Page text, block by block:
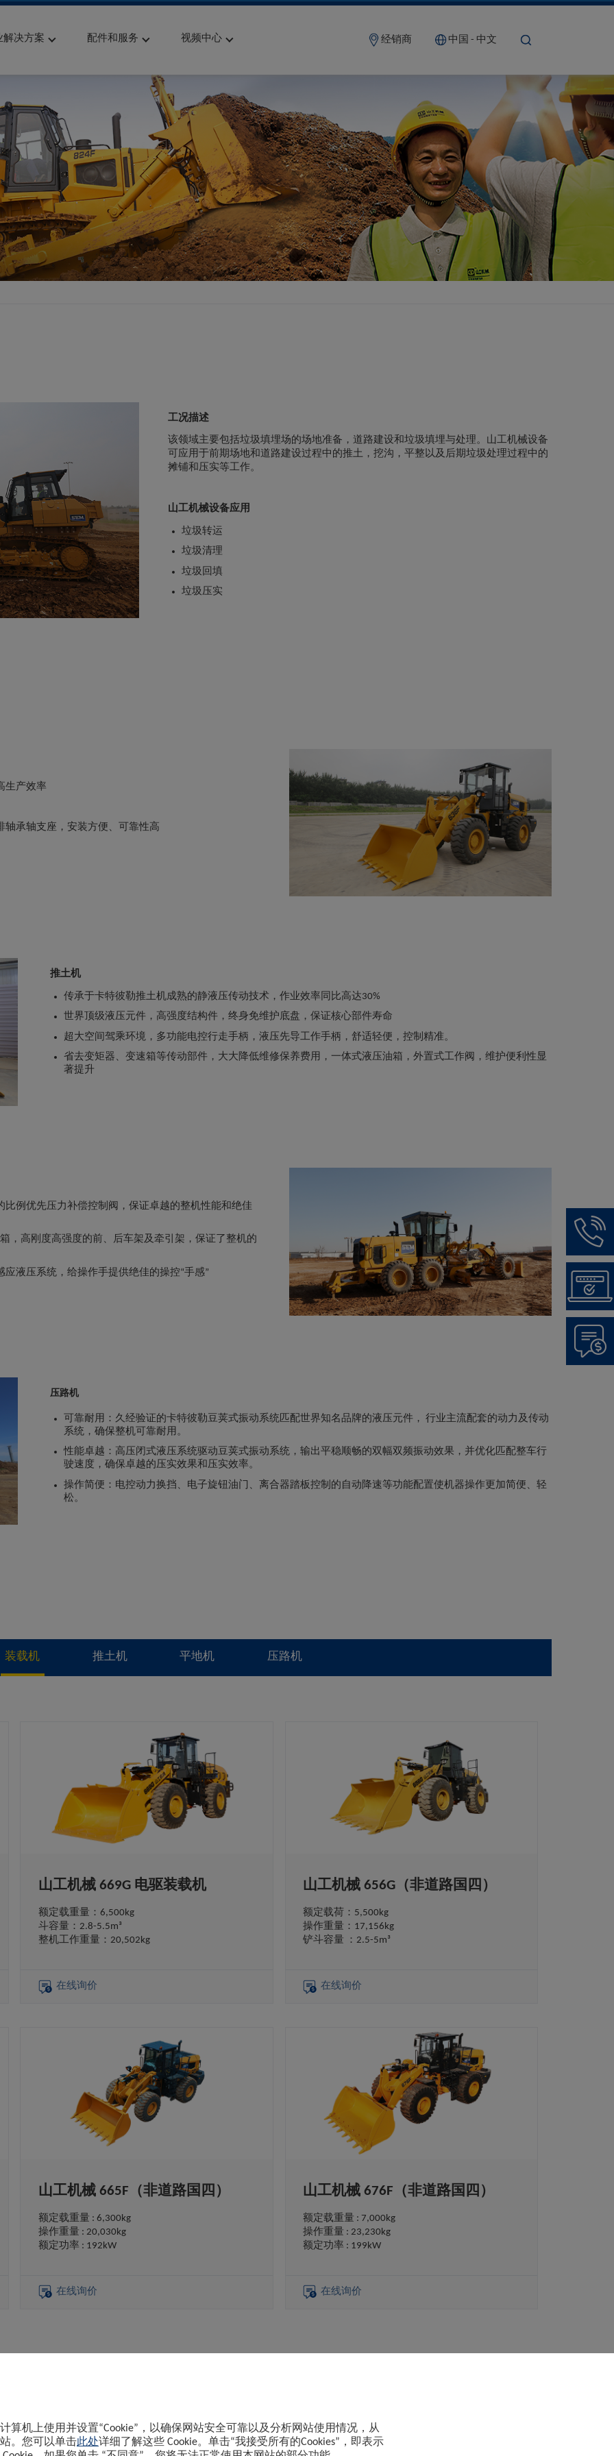
解决方案 配件和服务 视频中心 经销商 中国 - 中文
工况描述
该领域主要包括垃圾填埋场的场地准备，道路建设和垃圾填埋与处理。山工机械设备
可应用于前期场地和道路建设过程中的推土，挖沟，平整以及后期垃圾处理过程中的
摊铺和压实等工作。
山工机械设备应用
垃圾转运
垃圾清理
垃圾回填
垃圾压实
生产效率
承轴支座，安装方便、可靠性高
推土机
传承于卡特彼勒推土机成熟的静液压传动技术，作业效率同比高达30%
世界顶级液压元件，高强度结构件，终身免维护底盘，保证核心部件寿命
超大空间驾乘环境，多功能电控行走手柄，液压先导工作手柄，舒适轻便，控制精准。
省去变矩器、变速箱等传动部件，大大降低维修保养费用，一体式液压油箱，外置式工作阀，维护便利性显
著提升
例优先压力补偿控制阀，保证卓越的整机性能和绝佳
，高刚度高强度的前、后车架及牵引架，保证了整机的
液压系统，给操作手提供绝佳的操控“手感”
压路机
可靠耐用：久经验证的卡特彼勒豆荚式振动系统匹配世界知名品牌的液压元件， 行业主流配套的动力及传动
系统，确保整机可靠耐用。
性能卓越：高压闭式液压系统驱动豆荚式振动系统，输出平稳顺畅的双幅双频振动效果，并优化匹配整车行
驶速度，确保卓越的压实效果和压实效率。
操作简便：电控动力换挡、电子旋钮油门、离合器踏板控制的自动降速等功能配置使机器操作更加简便、轻
松。
装载机 推土机 平地机 压路机
山工机械 669G 电驱装载机
额定载重量：6,500kg
斗容量：2.8-5.5m³
整机工作重量：20,502kg
在线询价
山工机械 656G（非道路国四）
额定载荷：5,500kg
操作重量：17,156kg
铲斗容量 ：2.5-5m³
在线询价
山工机械 665F（非道路国四）
额定载重量 : 6,300kg
操作重量 : 20,030kg
额定功率 : 192kW
在线询价
山工机械 676F（非道路国四）
额定载重量 : 7,000kg
操作重量 : 23,230kg
额定功率 : 199kW
在线询价
企业新闻 Cookie声明
算机上使用并设置“Cookie”，以确保网站安全可靠以及分析网站使用情况，从
。您可以单击此处详细了解这些 Cookie。单击“我接受所有的Cookies”，即表示